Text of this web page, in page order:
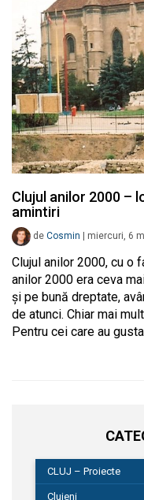
Clujul anilor 2000 –
amintiri
de Cosmin miercuri, 6
Clujul anilor 2000, cu o
anilor 2000 era ceva
și pe bună dreptate,
de atunci. Chiar mai
Pentru cei care au
CLUJ – Proiecte
Clujeni